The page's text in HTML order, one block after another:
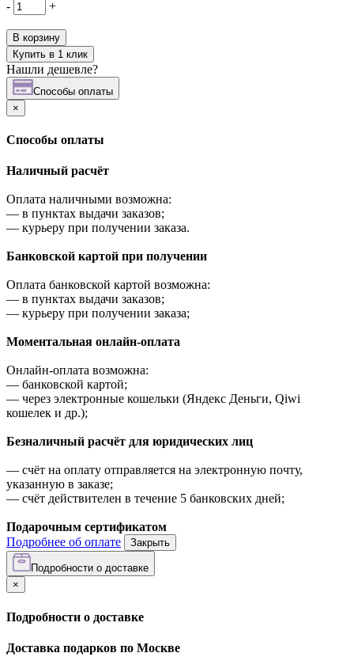
-
+
В корзину
Купить в 1 клик
Нашли дешевле?
Cпособы оплаты
×
Cпособы оплаты
Наличный расчёт
Оплата наличными возможна:
— в пунктах выдачи заказов;
— курьеру при получении заказа.
Банковской картой при получении
Оплата банковской картой возможна:
— в пунктах выдачи заказов;
— курьеру при получении заказа;
Моментальная онлайн-оплата
Онлайн-оплата возможна:
— банковской картой;
— через электронные кошельки (Яндекс Деньги, Qiwi
кошелек и др.);
Безналичный расчёт для юридических лиц
— счёт на оплату отправляется на электронную почту,
указанную в заказе;
— счёт действителен в течение 5 банковских дней;
Подарочным сертификатом
Подробнее об оплате
Закрыть
Подробности о доставке
×
Подробности о доставке
Доставка подарков по Москве